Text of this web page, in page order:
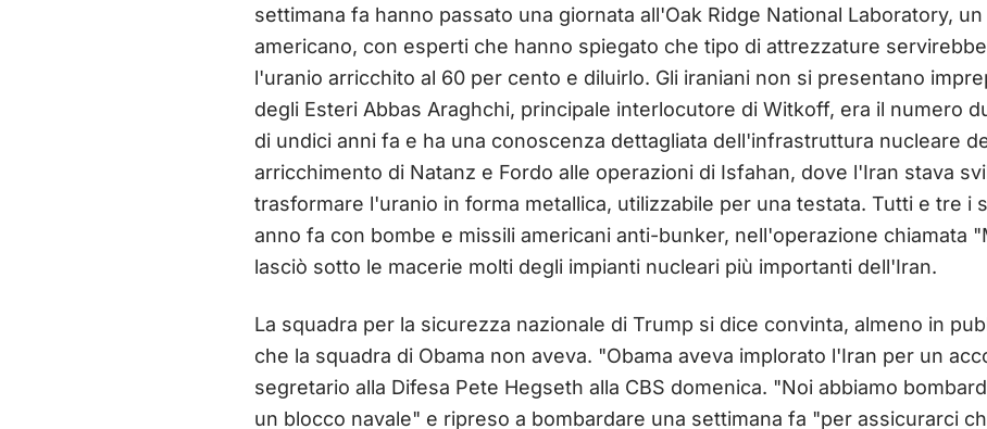
settimana fa hanno passato una giornata all'Oak Ridge National Laboratory,
americano, con esperti che hanno spiegato che tipo di attrezzature
l'uranio arricchito al 60 per cento e diluirlo. Gli iraniani non si presentano
degli Esteri Abbas Araghchi, principale interlocutore di Witkoff, era il numero
di undici anni fa e ha una conoscenza dettagliata dell'infrastruttura nucleare
arricchimento di Natanz e Fordo alle operazioni di Isfahan, dove l'Iran stava
trasformare l'uranio in forma metallica, utilizzabile per una testata. Tutti e tre i
anno fa con bombe e missili americani anti-bunker, nell'operazione chiamata
lasciò sotto le macerie molti degli impianti nucleari più importanti dell'Iran.
La squadra per la sicurezza nazionale di Trump si dice convinta, almeno in
che la squadra di Obama non aveva. "Obama aveva implorato l'Iran per un
segretario alla Difesa Pete Hegseth alla CBS domenica. "Noi abbiamo
un blocco navale" e ripreso a bombardare una settimana fa "per assicurarci